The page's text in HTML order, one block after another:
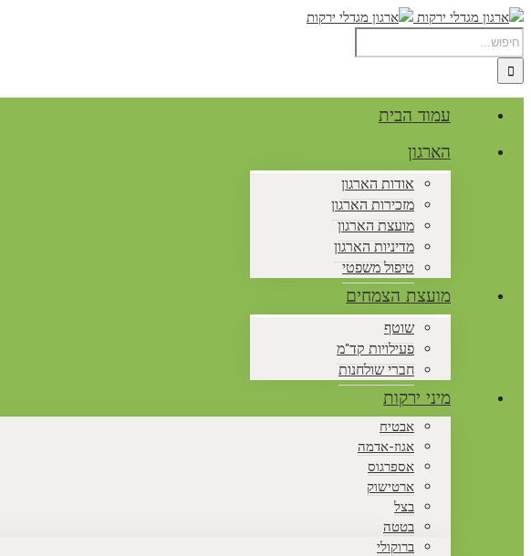
עמוד הבית
הארגון
אודות הארגון
מזכירות הארגון
מועצת הארגון
מדיניות הארגון
טיפול משפטי
מועצת הצמחים
שוטף
פעילויות קד"מ
חברי שולחנות
מיני ירקות
אבטיח
אגוז-אדמה
אספרגוס
ארטישוק
בצל
בטטה
ברוקולי